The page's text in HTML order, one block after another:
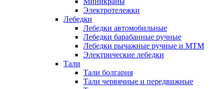
Электротележки
Лебедки
Лебедки автомобильные
Лебедки барабанные ручные
Лебедки рычажные ручные и МТМ
Электрические лебедки
Тали
Тали болгария
Тали червячные и передвижные